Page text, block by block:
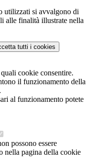
utilizzati si avvalgono di
alle finalità illustrate nella
tutti i cookies
cookie consentire.
il funzionamento della
al funzionamento potete
possono essere
nella pagina della cookie